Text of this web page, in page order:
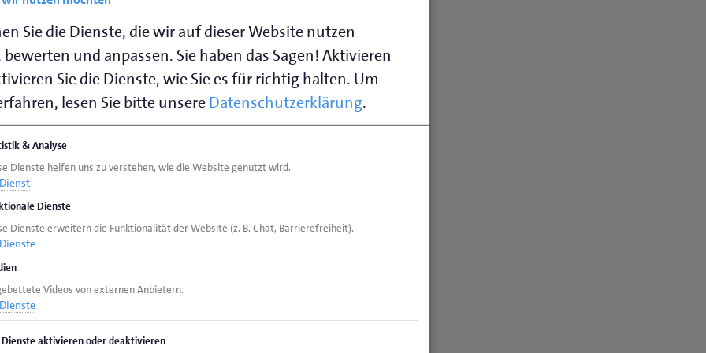
in Tellopersch
Verlobsen
Sie die Dienste, die wir auf dieser Website nutzen
und anpassen. Sie haben das Sagen! Aktivieren
Sie die Dienste, wie Sie es für richtig halten. Um
lesen Sie bitte unsereDatenschutzerklärung.
& Analyse
Dienste helfen uns zu verstehen, wie die Website genutzt wird.
Dienst
Dienste
Dienste erweitern die Funktionalität der Website (z. B. Chat, Barrierefreiheit).
Dienste
Videos von externen Anbietern.
Dienste
Dienste aktivieren oder deaktivieren